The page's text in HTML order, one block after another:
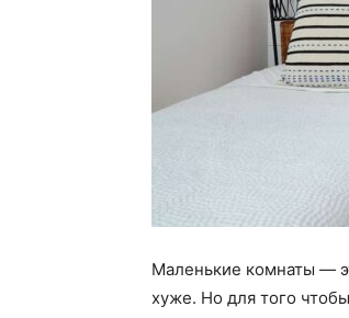
Маленькие комнаты —
хуже. Но для того